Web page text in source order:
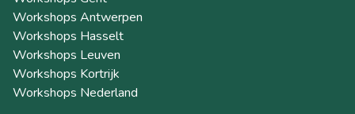
Workshops Antwerpen
Workshops Hasselt
Workshops Leuven
Workshops Kortrijk
Workshops Nederland